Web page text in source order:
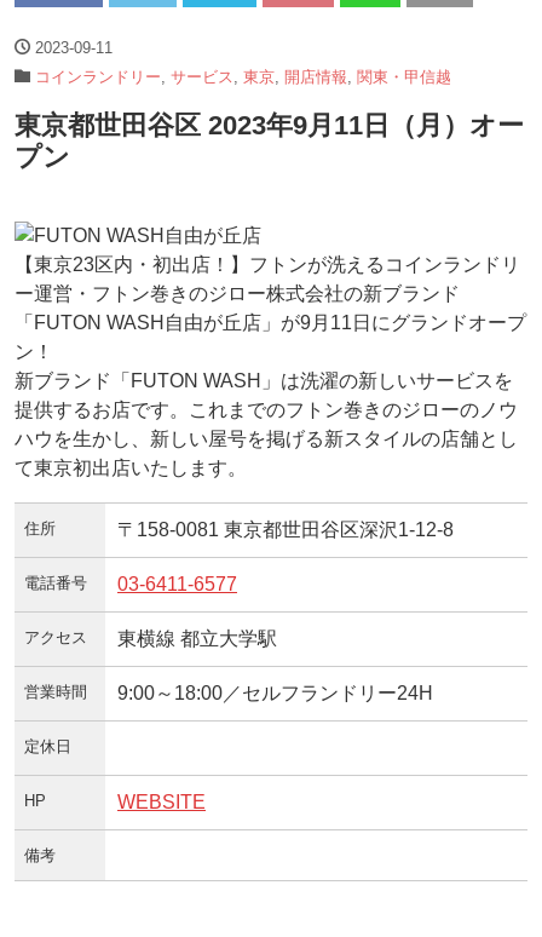
2023-09-11
コインランドリー サービス 東京 開店情報 関東・甲信越
東京都世田谷区 2023年9月11日（月）オー
プン
【東京23区内・初出店！】フトンが洗えるコインランドリ
ー運営・フトン巻きのジロー株式会社の新ブランド
「FUTON WASH自由が丘店」が9月11日にグランドオープ
ン！
新ブランド「FUTON WASH」は洗濯の新しいサービスを
提供するお店です。これまでのフトン巻きのジローのノウ
ハウを生かし、新しい屋号を掲げる新スタイルの店舗とし
て東京初出店いたします。
住所 〒158-0081 東京都世田谷区深沢1-12-8
電話番号 03-6411-6577
アクセス 東横線 都立大学駅
営業時間 9:00～18:00／セルフランドリー24H
定休日
HP WEBSITE
備考